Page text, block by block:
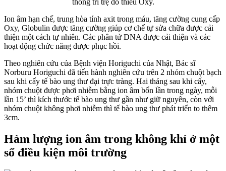
Ion âm hạn chế, trung hòa tính axit trong máu, tăng cường cung cấp
Oxy, Globulin được tăng cường giúp cơ chế tự sửa chữa được cải
thiện một cách tự nhiên. Các phân tử DNA được cải thiện và các
hoạt động chức năng được phục hồi.
Theo nghiên cứu của Bệnh viện Horiguchi của Nhật, Bác sĩ
Norburu Horiguchi đã tiến hành nghiên cứu trên 2 nhóm chuột bạch
sau khi cấy tế bào ung thư đại trực tràng. Hai tháng sau khi cấy,
nhóm chuột được phơi nhiễm bằng ion âm bốn lần trong ngày, mỗi
lần 15’ thì kích thước tế bào ung thư gần như giữ nguyên, còn với
nhóm chuột không phơi nhiễm thì tế bào ung thư phát triển to thêm
3cm.
Hàm lượng ion âm trong không khí ở một
số điều kiện môi trường